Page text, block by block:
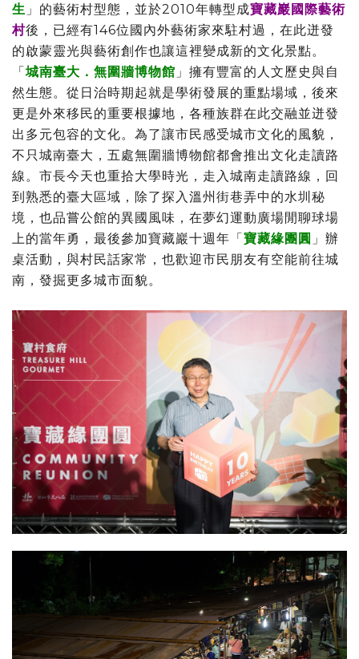
生 」的藝術村型態，並於2010年轉型成寶藏巖國際藝術
村後，已經有146位國內外藝術家來駐村過，在此迸發
的啟蒙靈光與藝術創作也讓這裡變成新的文化景點。
「城南臺大．無圍牆博物館 」擁有豐富的人文歷史與自
然生態。從日治時期起就是學術發展的重點場域，後來
更是外來移民的重要根據地，各種族群在此交融並迸發
出多元包容的文化。為了讓市民感受城市文化的風貌，
不只城南臺大，五處無圍牆博物館都會推出文化走讀路
線。市長今天也重拾大學時光，走入城南走讀路線，回
到熟悉的臺大區域，除了探入溫州街巷弄中的水圳秘
境，也品嘗公館的異國風味，在夢幻運動廣場閒聊球場
上的當年勇，最後參加寶藏巖十週年「寶藏緣團圓 」辦
桌活動，與村民話家常，也歡迎市民朋友有空能前往城
南，發掘更多城市面貌。